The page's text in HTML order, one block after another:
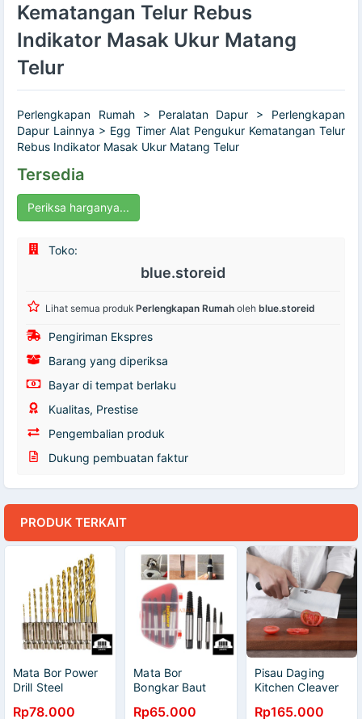
Kematangan Telur Rebus
Indikator Masak Ukur Matang
Telur
Perlengkapan Rumah > Peralatan Dapur > Perlengkapan
Dapur Lainnya > Egg Timer Alat Pengukur Kematangan Telur
Rebus Indikator Masak Ukur Matang Telur
Tersedia
Periksa harganya...
Toko:
blue.storeid
Lihat semua produk Perlengkapan Rumah oleh blue.storeid
Pengiriman Ekspres
Barang yang diperiksa
Bayar di tempat berlaku
Kualitas, Prestise
Pengembalian produk
Dukung pembuatan faktur
PRODUK TERKAIT
Mata Bor Power
Drill Steel
Shank Isi 13
Rp78.000
Mata Bor
Bongkar Baut
Broken Screw 5
Rp65.000
Pisau Daging
Kitchen Cleaver
Rp165.000